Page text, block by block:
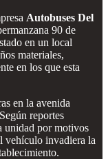
Autobuses Del
90 de
en un local
materiales,
en los que esta
en la avenida
reportes
unidad por motivos
vehículo invadiera la